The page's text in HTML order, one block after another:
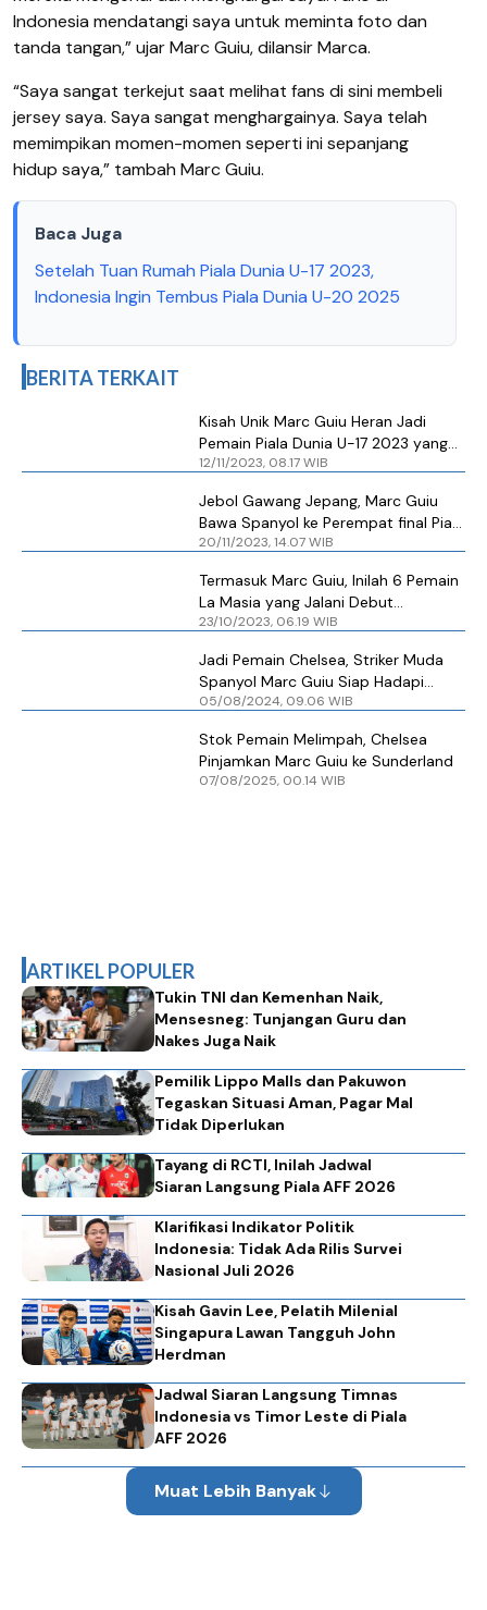
Indonesia mendatangi saya untuk meminta foto dan
tanda tangan,” ujar Marc Guiu, dilansir Marca.
“Saya sangat terkejut saat melihat fans di sini membeli
jersey saya. Saya sangat menghargainya. Saya telah
memimpikan momen-momen seperti ini sepanjang
hidup saya,” tambah Marc Guiu.
Baca Juga
Setelah Tuan Rumah Piala Dunia U-17 2023,
Indonesia Ingin Tembus Piala Dunia U-20 2025
BERITA TERKAIT
Kisah Unik Marc Guiu Heran Jadi
Pemain Piala Dunia U-17 2023 yang
Populer di Indonesia
12/11/2023, 08.17 WIB
Jebol Gawang Jepang, Marc Guiu
Bawa Spanyol ke Perempat final Piala
Dunia U-17 2023
20/11/2023, 14.07 WIB
Termasuk Marc Guiu, Inilah 6 Pemain
La Masia yang Jalani Debut
Barcelona Musim ini
23/10/2023, 06.19 WIB
Jadi Pemain Chelsea, Striker Muda
Spanyol Marc Guiu Siap Hadapi
Kerasnya Liga Premier
05/08/2024, 09.06 WIB
Stok Pemain Melimpah, Chelsea
Pinjamkan Marc Guiu ke Sunderland
07/08/2025, 00.14 WIB
ARTIKEL POPULER
Tukin TNI dan Kemenhan Naik,
Mensesneg: Tunjangan Guru dan
Nakes Juga Naik
Pemilik Lippo Malls dan Pakuwon
Tegaskan Situasi Aman, Pagar Mal
Tidak Diperlukan
Tayang di RCTI, Inilah Jadwal
Siaran Langsung Piala AFF 2026
Klarifikasi Indikator Politik
Indonesia: Tidak Ada Rilis Survei
Nasional Juli 2026
Kisah Gavin Lee, Pelatih Milenial
Singapura Lawan Tangguh John
Herdman
Jadwal Siaran Langsung Timnas
Indonesia vs Timor Leste di Piala
AFF 2026
Muat Lebih Banyak